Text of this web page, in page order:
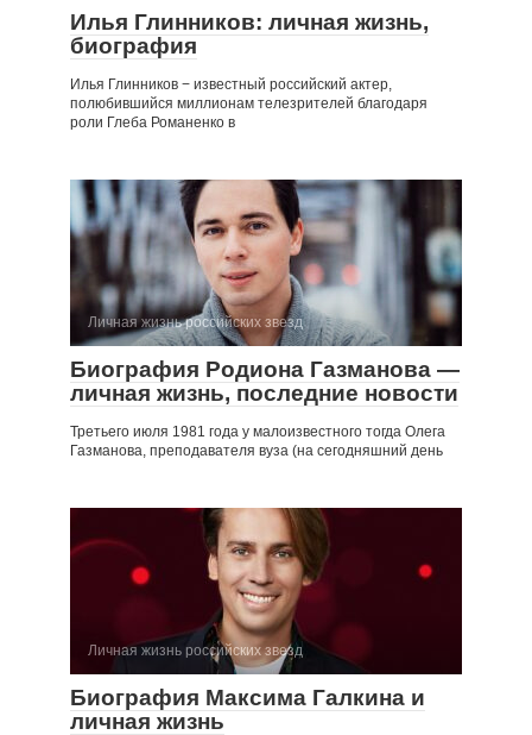
Илья Глинников: личная жизнь,
биография
Илья Глинников − известный российский актер,
полюбившийся миллионам телезрителей благодаря
роли Глеба Романенко в
Личная жизнь российских звезд
Биография Родиона Газманова —
личная жизнь, последние новости
Третьего июля 1981 года у малоизвестного тогда Олега
Газманова, преподавателя вуза (на сегодняшний день
Личная жизнь российских звезд
Биография Максима Галкина и
личная жизнь